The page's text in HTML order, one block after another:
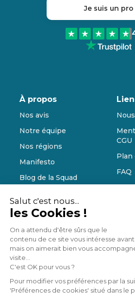
Salut c'est nous...
les Cookies !
On a attendu d'être sûrs que le
contenu de ce site vous intéresse
mais on aimerait bien vous
visite...
C'est OK pour vous ?
Pour modifier vos préférences par la
'Préférences de cookies' situé dans le
Je suis un pro
À propos
Nos avis
Notre équipe
Nos régions
Manifesto
Blog de la Squad
CGU
Plan
FAQ
Rénovation
Énergétique
Rénovation
Rénovation Maison
ou